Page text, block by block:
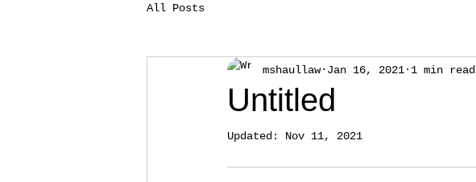
All Posts
Untitled
mshaullaw Jan 16, 2021 1 min read
Updated: Nov 11, 2021